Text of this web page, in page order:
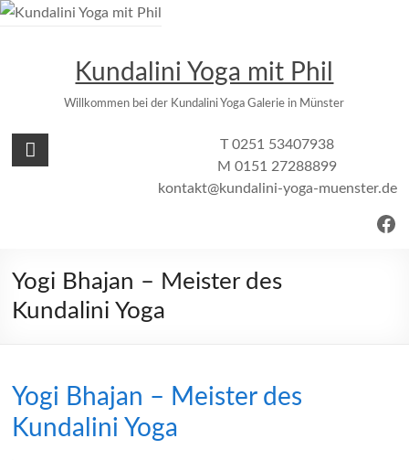
Zum
Kundalini Yoga mit Phil
Willkommen bei der Kundalini Yoga Galerie in Münster
T 0251 53407938
M 0151 27288899
kontakt@kundalini-yoga-muenster.de
Yogi Bhajan – Meister des
Kundalini Yoga
Yogi Bhajan – Meister des
Kundalini Yoga